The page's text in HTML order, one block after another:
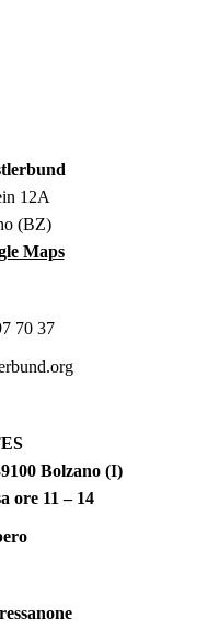
12A
(BZ)
Maps
70 37
Bolzano (I)
ore 11 – 14